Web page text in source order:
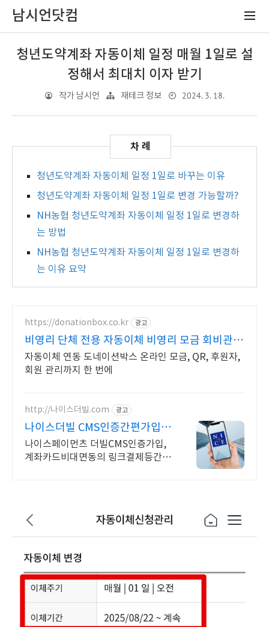
남시언닷컴
청년도약계좌 자동이체 일정 매월 1일로 설
정해서 최대치 이자 받기
작가 남시언 재테크 정보 2024. 3. 18.
청년도약계좌 자동이체 일정 1일로 바꾸는 이유
청년도약계좌 자동이체 일정 1일로 변경 가능할까?
NH농협 청년도약계좌 자동이체 일정 1일로 변경하
는 방법
NH농협 청년도약계좌 자동이체 일정 1일로 변경하
는 이유 요약
https://donationbox.co.kr 광고
비영리 단체 전용 자동이체 비영리 모금 회비관리
플랫폼
자동이체 연동 도네이션박스 온라인 모금, QR, 후원자,
회원 관리까지 한 번에
http://나이스더빌.com 광고
나이스더빌 CMS인증간편가입
나이스페이먼츠(주)지정신청
나이스페이먼츠 더빌CMS인증가입,
계좌카드비대면동의 링크결제등간편